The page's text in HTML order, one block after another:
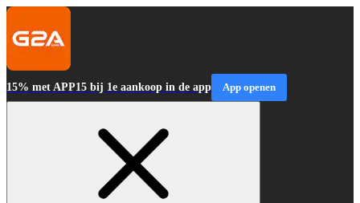
15% met APP15 bij 1e aankoop in de app App openen